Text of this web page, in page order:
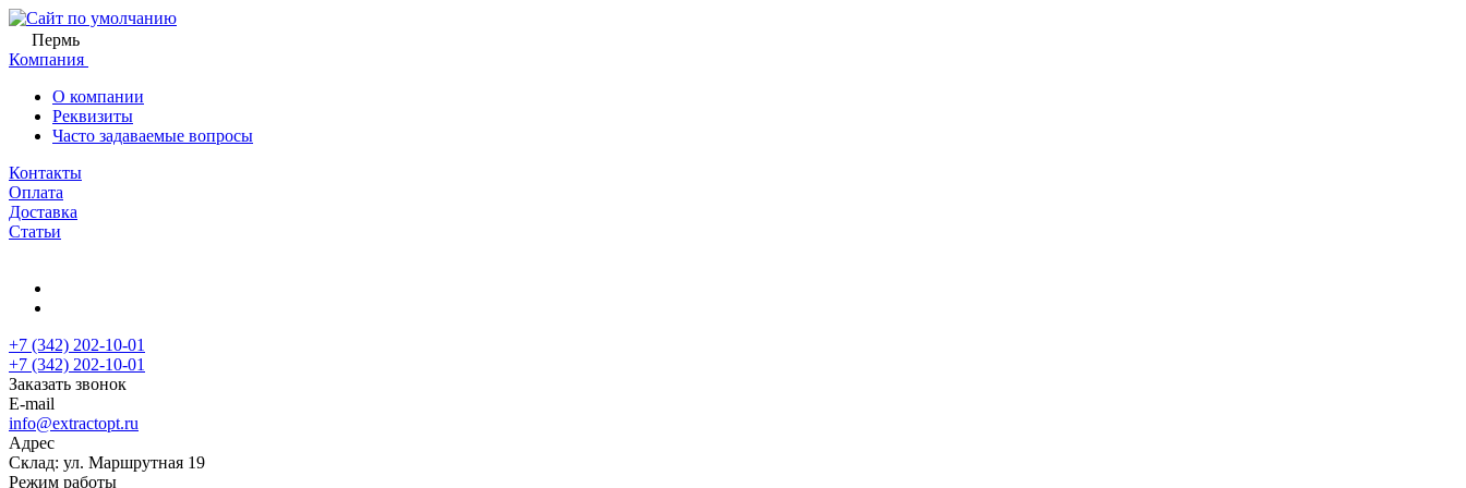
Пермь
Компания
О компании
Реквизиты
Часто задаваемые вопросы
Контакты
Оплата
Доставка
Статьи
+7 (342) 202-10-01
+7 (342) 202-10-01
Заказать звонок
E-mail
info@extractopt.ru
Адрес
Склад: ул. Маршрутная 19
Режим работы